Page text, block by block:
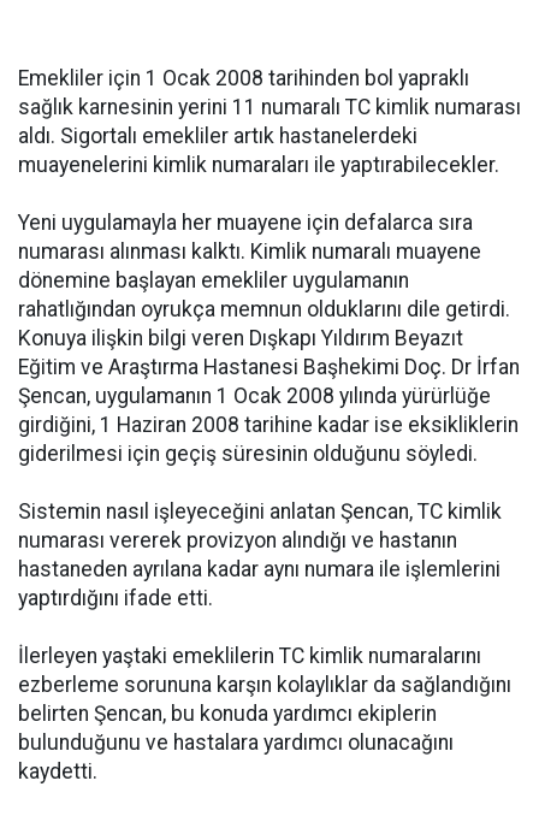
Emekliler için 1 Ocak 2008 tarihinden bol yapraklı
sağlık karnesinin yerini 11 numaralı TC kimlik numarası
aldı. Sigortalı emekliler artık hastanelerdeki
muayenelerini kimlik numaraları ile yaptırabilecekler.
Yeni uygulamayla her muayene için defalarca sıra
numarası alınması kalktı. Kimlik numaralı muayene
dönemine başlayan emekliler uygulamanın
rahatlığından oyrukça memnun olduklarını dile getirdi.
Konuya ilişkin bilgi veren Dışkapı Yıldırım Beyazıt
Eğitim ve Araştırma Hastanesi Başhekimi Doç. Dr İrfan
Şencan, uygulamanın 1 Ocak 2008 yılında yürürlüğe
girdiğini, 1 Haziran 2008 tarihine kadar ise eksikliklerin
giderilmesi için geçiş süresinin olduğunu söyledi.
Sistemin nasıl işleyeceğini anlatan Şencan, TC kimlik
numarası vererek provizyon alındığı ve hastanın
hastaneden ayrılana kadar aynı numara ile işlemlerini
yaptırdığını ifade etti.
İlerleyen yaştaki emeklilerin TC kimlik numaralarını
ezberleme sorununa karşın kolaylıklar da sağlandığını
belirten Şencan, bu konuda yardımcı ekiplerin
bulunduğunu ve hastalara yardımcı olunacağını
kaydetti.